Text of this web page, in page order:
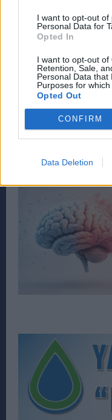
I want to opt-out of
Personal Data for
Opted In
I want to opt-out of
Retention, Sale,
Personal Data that
Purposes for which
Opted Out
CONFIRM
Data Deletion